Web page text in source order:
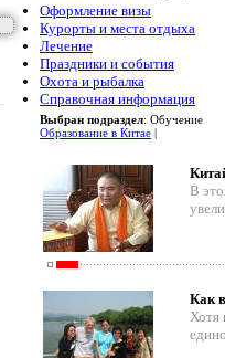
Оформление визы
Курорты и места отдыха
Лечение
Праздники и события
Охота и рыбалка
Справочная информация
Выбран подраздел: Обучение
Образование в Китае |
В
Как
Хотя